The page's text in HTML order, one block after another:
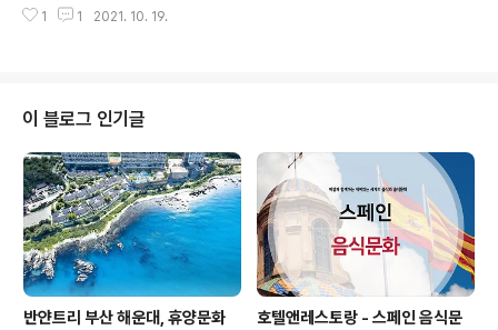
국내 최초 오페라 연동 호텔 솔루션 전세계 호텔에서 가장
등)을 통한 방법으로 가능하다. 미국의 3성급 호텔 브랜드
활용되는 ‘파인애플’을 주제로 활용했고, 또한 반려동물 동
반이 가능한 호텔로서, 호텔 곳곳에 파인애플, ‘노랑’ 그리
고 강아지 상징물로 가득하다. 스테이 파인애플에서 추구
하는 브랜드 콘셉트 및 서비스 방향성은 ‘파인애플’, ‘위트’,
‘편안함’으로, 그림 1의 일러스트로 설명된다. 파인애플이
주인공인 위트를 ..
1 1 2021. 10. 19.
이 블로그 인기글
반얀트리 부산 해운대, 휴양문화
호텔앤레스토랑 - 스페인 음식문